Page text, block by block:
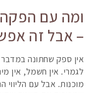
ומה עם
– אבל זה
אין ספק שחתונה במדבר
לגמרי. אין חשמל, אין
מוכנות. אבל עם הליווי